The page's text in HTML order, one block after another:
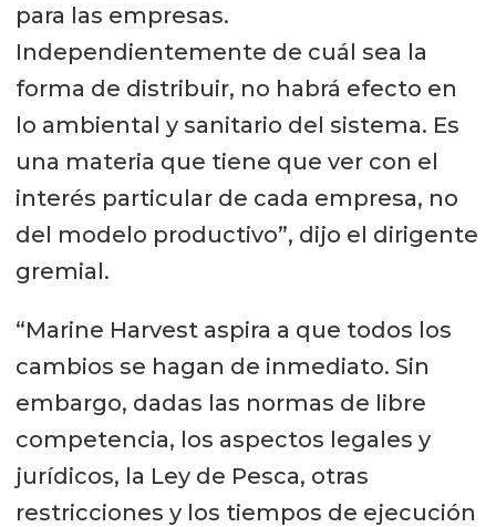
para las empresas.
Independientemente de cuál sea la
forma de distribuir, no habrá efecto en
lo ambiental y sanitario del sistema. Es
una materia que tiene que ver con el
interés particular de cada empresa, no
del modelo productivo”, dijo el dirigente
gremial.
“Marine Harvest aspira a que todos los
cambios se hagan de inmediato. Sin
embargo, dadas las normas de libre
competencia, los aspectos legales y
jurídicos, la Ley de Pesca, otras
restricciones y los tiempos de ejecución